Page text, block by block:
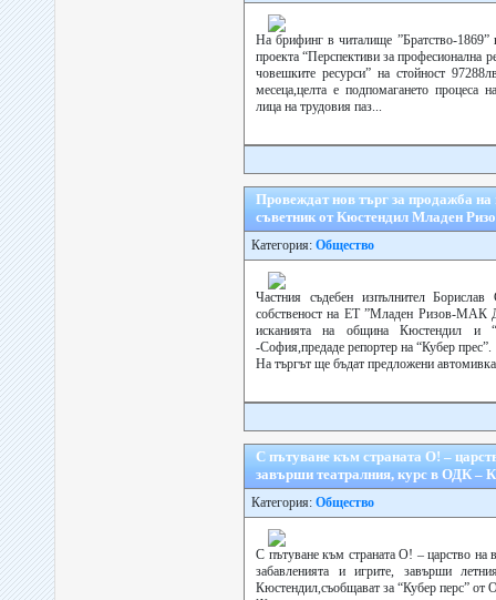
На брифинг в читалище ”Братство-1869”
проекта “Перспективи за професионална
човешките ресурси” на стойност
месеца,целта е подпомагането процеса
лица на трудовия паз...
Провеждат нов търг за продажба
съветник от Кюстендил Младен
Категория: Общество
Частния съдебен изпълнител
собственост на ЕТ ”Младен Ризов-МАК
исканията на община Кюстендил и
-София,предаде репортер на “Кубер прес”.
На търгът ще бъдат предложени
С пътуване към страната О! –
завърши театралния, курс в ОДК –
Категория: Общество
С пътуване към страната О! – царство на
забавленията и игрите, завърши
Кюстендил,съобщават за “Кубер перс”